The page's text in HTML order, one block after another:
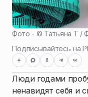
Фото - © Татьяна Т /
Подписывайтесь на
Люди годами
ненавидят себя и